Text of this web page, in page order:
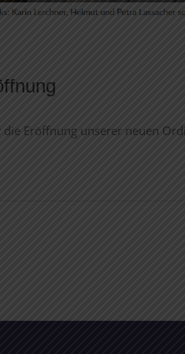
Eröffnung unserer neuen